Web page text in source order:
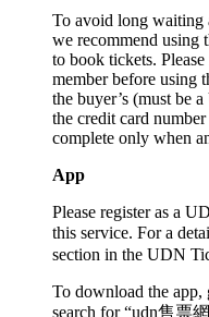
To avoid long waiting
we recommend using
to book tickets.
member before using
the buyer’s (must be
the credit card
complete only when
App
Please register as a
this service. For a
section in the UDN
To download the app,
search for “udn售票